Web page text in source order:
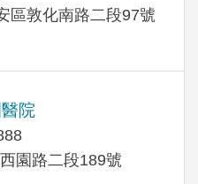
區敦化南路二段97號
院
園路二段189號